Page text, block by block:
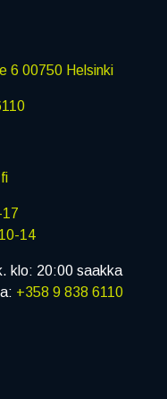
6 00750 Helsinki
14
klo: 20:00 saakka
+358 9 838 6110